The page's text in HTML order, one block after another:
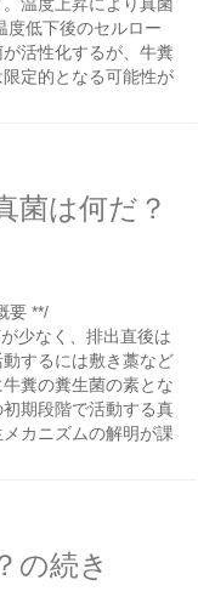
度低下後のセルロー
活性化するが、牛糞
定的となる可能性が
菌は何だ？
要 **/
少なく、排出直後は
するには敷き藁など
糞の糞生菌の素とな
期段階で活動する真
カニズムの解明が課
の続き